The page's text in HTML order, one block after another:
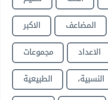
الاكبر
المضاعف
مجموعات
الاعداد
الطبيعية
،النسبية